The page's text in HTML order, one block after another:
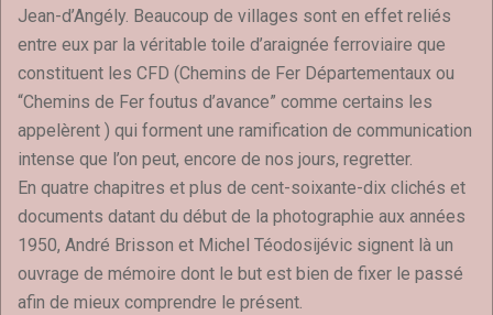
Jean-d’Angély. Beaucoup de villages sont en effet reliés
entre eux par la véritable toile d’araignée ferroviaire que
constituent les CFD (Chemins de Fer Départementaux ou
“Chemins de Fer foutus d’avance” comme certains les
appelèrent ) qui forment une ramification de communication
intense que l’on peut, encore de nos jours, regretter.
En quatre chapitres et plus de cent-soixante-dix clichés et
documents datant du début de la photographie aux années
1950, André Brisson et Michel Téodosijévic signent là un
ouvrage de mémoire dont le but est bien de fixer le passé
afin de mieux comprendre le présent.